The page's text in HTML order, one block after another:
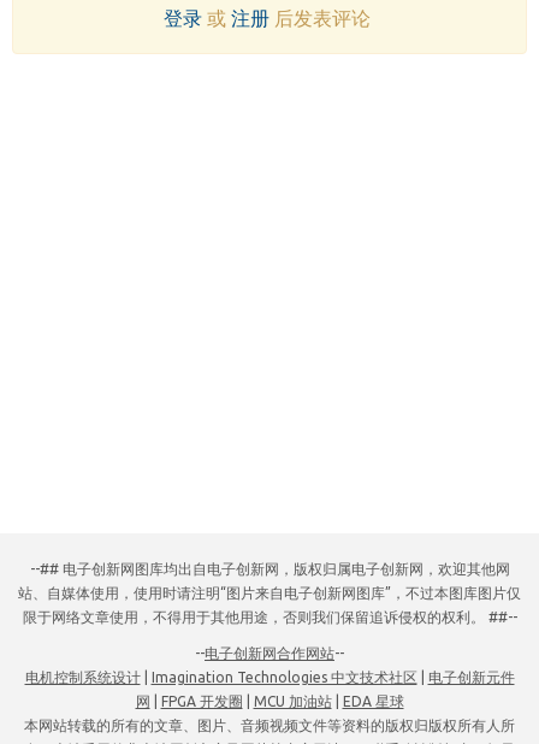
登录或 注册后发表评论
--## 电子创新网图库均出自电子创新网，版权归属电子创新网，欢迎其他网
站、自媒体使用，使用时请注明“图片来自电子创新网图库”，不过本图库图片仅
限于网络文章使用，不得用于其他用途，否则我们保留追诉侵权的权利。 ##--
--电子创新网合作网站--
电机控制系统设计| Imagination Technologies 中文技术社区
电子创新元件
网
FPGA 开发圈 MCU 加油站| EDA 星球
本网站转载的所有的文章、图片、音频视频文件等资料的版权归版权所有人所